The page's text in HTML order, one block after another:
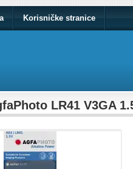
Korisničke stranice
LR41 V3GA